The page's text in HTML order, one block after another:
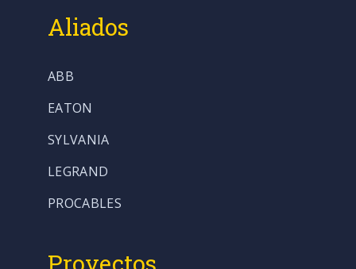
Aliados
ABB
EATON
SYLVANIA
LEGRAND
PROCABLES